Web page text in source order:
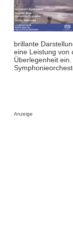
brillante
eine Leistung von
Überlegenheit
Anzeige